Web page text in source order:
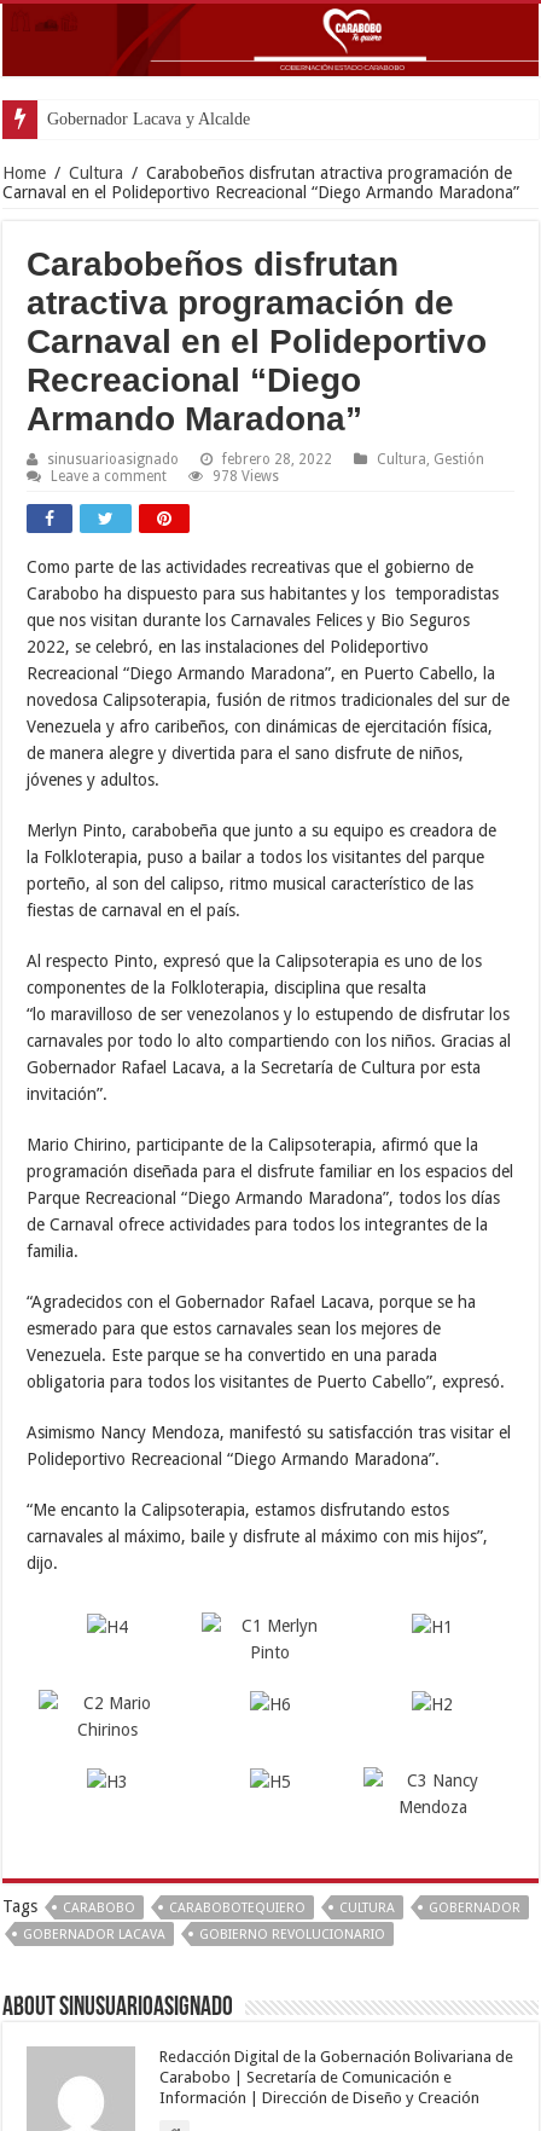
Gobernador Lacava y Alcaldesa Castillo reinau
Home / Cultura / Carabobeños disfrutan atractiva programación de
Carnaval en el Polideportivo Recreacional “Diego Armando Maradona”
Carabobeños disfrutan
atractiva programación de
Carnaval en el Polideportivo
Recreacional “Diego
Armando Maradona”
sinusuarioasignado febrero 28, 2022 Cultura Gestión
Leave a comment
978 Views
Como parte de las actividades recreativas que el gobierno de
Carabobo ha dispuesto para sus habitantes y los temporadistas
que nos visitan durante los Carnavales Felices y Bio Seguros
2022, se celebró, en las instalaciones del Polideportivo
Recreacional “Diego Armando Maradona”, en Puerto Cabello, la
novedosaCalipsoterapia, fusión de ritmos tradicionales del sur de
Venezuela y afro caribeños, con dinámicas de ejercitación física,
de manera alegre y divertida para el sano disfrute de niños,
jóvenes y adultos.
Merlyn Pinto, carabobeña que junto a su equipo es creadora de
la Folkloterapia, puso a bailar a todos los visitantes del parque
porteño, al son del calipso, ritmo musical característico de las
fiestas de carnaval en el país.
Al respecto Pinto, expresó que la Calipsoterapia es uno de los
componentes de la Folkloterapia, disciplina que resalta
“lo maravilloso de ser venezolanos y lo estupendo de disfrutar los
carnavales por todo lo alto compartiendo con los niños. Gracias al
Gobernador Rafael Lacava, a la Secretaría de Cultura por esta
invitación”.
Mario Chirino, participante de la Calipsoterapia, afirmó que la
programación diseñada para el disfrute familiar en los espacios del
Parque Recreacional “Diego Armando Maradona”, todos los días
de Carnaval ofrece actividades para todos los integrantes de la
familia.
“Agradecidos con el Gobernador Rafael Lacava, porque se ha
esmerado para que estos carnavales sean los mejores de
Venezuela. Este parque se ha convertido en una parada
obligatoria para todos los visitantes de Puerto Cabello”, expresó.
Asimismo Nancy Mendoza, manifestó su satisfacción tras visitar el
Polideportivo Recreacional “Diego Armando Maradona”.
“Me encanto la Calipsoterapia, estamos disfrutando estos
carnavales al máximo, baile y disfrute al máximo con mis hijos”,
dijo.
Tags CARABOBO CARABOBOTEQUIERO CULTURA
GOBERNADOR
GOBERNADOR LACAVA
GOBIERNO REVOLUCIONARIO
About sinusuarioasignado
Redacción Digital de la Gobernación Bolivariana de
Carabobo | Secretaría de Comunicación e
Información | Dirección de Diseño y Creación